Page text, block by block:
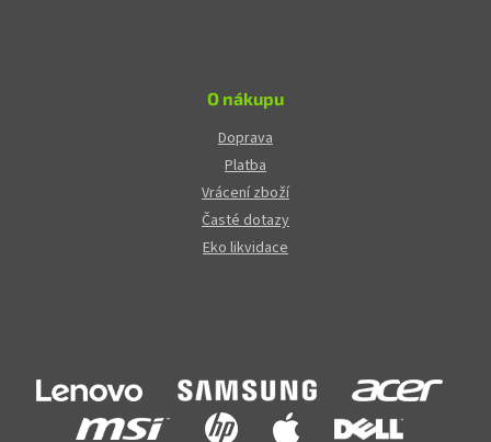
O nákupu
Doprava
Platba
Vrácení zboží
Časté dotazy
Eko likvidace